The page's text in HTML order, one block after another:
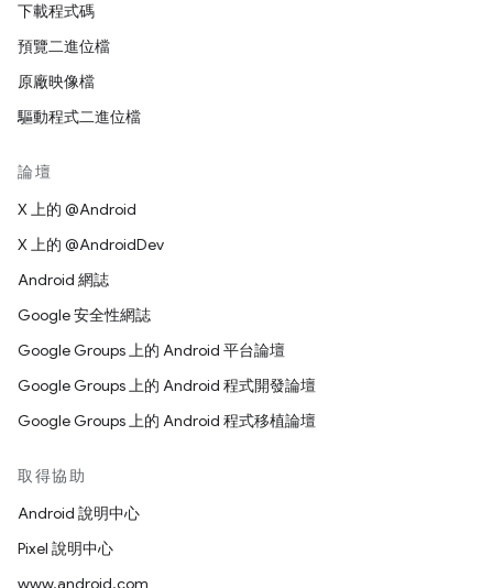
下載程式碼
預覽二進位檔
原廠映像檔
驅動程式二進位檔
論壇
X 上的 @Android
X 上的 @AndroidDev
Android 網誌
Google 安全性網誌
Google Groups 上的 Android 平台論壇
Google Groups 上的 Android 程式開發論壇
Google Groups 上的 Android 程式移植論壇
取得協助
Android 說明中心
Pixel 說明中心
www.android.com